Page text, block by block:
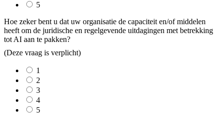
5
Hoe zeker bent u dat uw organisatie de capaciteit en/of middelen
heeft om de juridische en regelgevende uitdagingen met betrekking
tot AI aan te pakken?
(Deze vraag is verplicht)
1
2
3
4
5